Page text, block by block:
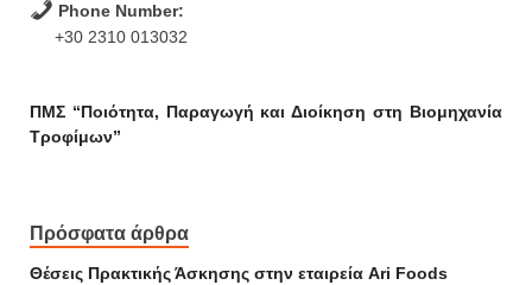
Phone Number:
+30 2310 013032
ΠΜΣ “Ποιότητα, Παραγωγή και Διοίκηση στη Βιομηχανία
Τροφίμων”
Πρόσφατα άρθρα
Θέσεις Πρακτικής Άσκησης στην εταιρεία Ari Foods